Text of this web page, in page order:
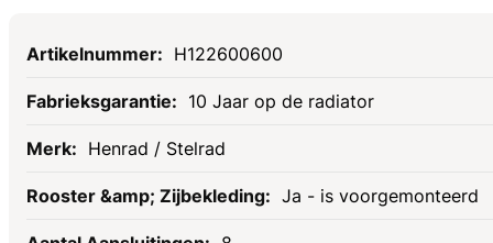
Specificaties
H122600600
10 Jaar op de radiator
Henrad / Stelrad
Ja - is voorgemonteerd